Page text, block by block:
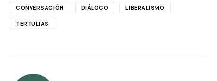
CONVERSACIÓN DIÁLOGO LIBERALISMO
TERTULIAS